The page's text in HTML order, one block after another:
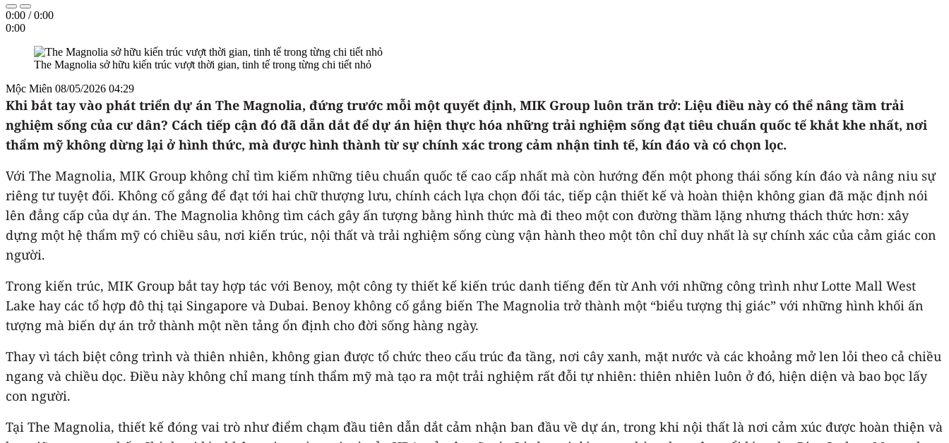
0:00 /0:00
0:00
The Magnolia sở hữu kiến trúc vượt thời gian, tinh tế trong từng chi tiết nhỏ
Mộc Miên 08/05/2026 04:29
Khi bắt tay vào phát triển dự án The Magnolia, đứng trước mỗi một quyết định, MIK Group luôn trăn trở: Liệu điều này có thể nâng tầm trải
nghiệm sống của cư dân? Cách tiếp cận đó đã dẵn dắt để dự án hiện thực hóa những trải nghiệm sống đạt tiêu chuẩn quốc tế khắt khe nhất, nơi
thẩm mỹ không dừng lại ở hình thức, mà được hình thành từ sự chính xác trong cảm nhận tinh tế, kín đáo và có chọn lọc.
Với The Magnolia, MIK Group không chỉ tìm kiếm những tiêu chuẩn quốc tế cao cấp nhất mà còn hướng đến một phong thái sống kín đáo và nâng niu sự
riêng tư tuyệt đối. Không cố gắng để đạt tới hai chữ thượng lưu, chính cách lựa chọn đối tác, tiếp cận thiết kế và hoàn thiện không gian đã mặc định nói
lên đẳng cấp của dự án. The Magnolia không tìm cách gây ấn tượng bằng hình thức mà đi theo một con đường thầm lặng nhưng thách thức hơn: xây
dựng một hệ thẩm mỹ có chiều sâu, nơi kiến trúc, nội thất và trải nghiệm sống cùng vận hành theo một tôn chỉ duy nhất là sự chính xác của cảm giác con
người.
Trong kiến trúc, MIK Group bắt tay hợp tác với Benoy, một công ty thiết kế kiến trúc danh tiếng đến từ Anh với những công trình như Lotte Mall West
Lake hay các tổ hợp đô thị tại Singapore và Dubai. Benoy không cố gắng biến The Magnolia trở thành một “biểu tượng thị giác” với những hình khối ấn
tượng mà biến dự án trở thành một nền tảng ổn định cho đời sống hàng ngày.
Thay vì tách biệt công trình và thiên nhiên, không gian được tổ chức theo cấu trúc đa tầng, nơi cây xanh, mặt nước và các khoảng mở len lỏi theo cả chiều
ngang và chiều dọc. Điều này không chỉ mang tính thẩm mỹ mà tạo ra một trải nghiệm rất đỗi tự nhiên: thiên nhiên luôn ở đó, hiện diện và bao bọc lấy
con người.
Tại The Magnolia, thiết kế đóng vai trò như điểm chạm đầu tiên dẫn dắt cảm nhận ban đầu về dự án, trong khi nội thất là nơi cảm xúc được hoàn thiện và